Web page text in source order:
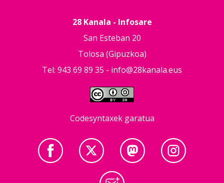
28 Kanala - Infosare
San Esteban 20
Tolosa (Gipuzkoa)
Tel: 943 69 89 35 - info@28kanala.eus
Codesyntaxek garatua